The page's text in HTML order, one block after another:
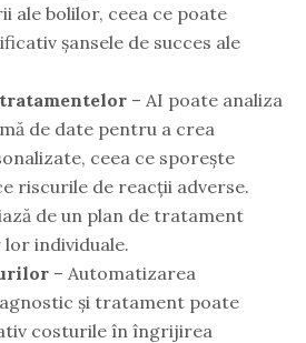
ale bolilor, ceea ce poate
șansele de succes ale
– AI poate analiza
de date pentru a crea
ceea ce sporește
riscurile de reacții adverse.
de un plan de tratament
individuale.
– Automatizarea
și tratament poate
costurile în îngrijirea